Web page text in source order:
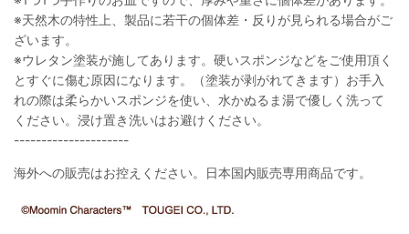
※天然木の特性上、製品に若干の個体差・反りが見られる場合がご
ざいます。
※ウレタン塗装が施してあります。硬いスポンジなどをご使用頂く
とすぐに傷む原因になります。（塗装が剥がれてきます）お手入
れの際は柔らかいスポンジを使い、水かぬるま湯で優しく洗って
ください。浸け置き洗いはお避けください。
---------------------
海外への販売はお控えください。日本国内販売専用商品です。